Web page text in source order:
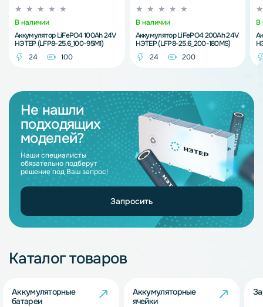
В наличии
Аккумулятор LiFePO4 100Ah 24V
НЭТЕР (LFP8-25.6_100-95M1)
24
100
В наличии
Аккумулятор LiFePO4 200Ah 24V
НЭТЕР (LFP8-25.6_200-180MS)
24
200
В
Не нашли
подходящих
моделей?
Наши специалисты
обязательно подберут
решение под Ваш запрос!
Запросить
Каталог товаров
Аккумуляторные
батареи
Аккумуляторные
ячейки